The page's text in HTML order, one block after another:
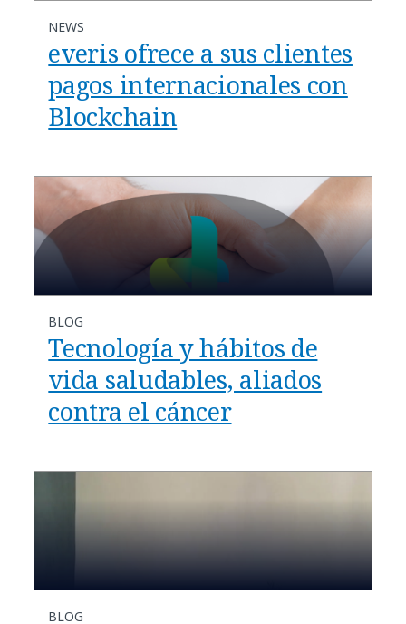
NEWS
everis ofrece a sus clientes
pagos internacionales con
Blockchain
BLOG
Tecnología y hábitos de
vida saludables, aliados
contra el cáncer
BLOG